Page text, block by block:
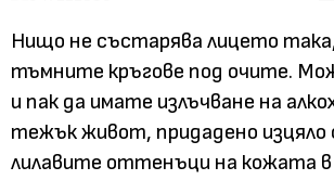
Нищо не състарява лицето
тъмните кръгове под очите.
и пак да имате излъчване на
тежък живот, придадено изцяло
лилавите оттенъци на кожата